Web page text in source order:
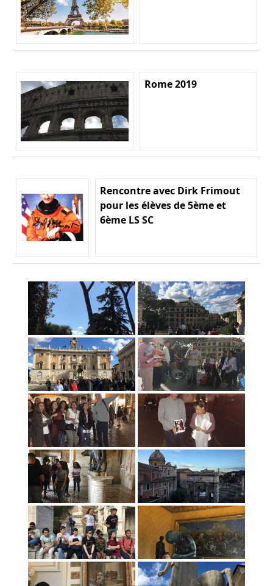
Rome 2019
Rencontre avec Dirk Frimout
pour les élèves de 5ème et
6ème LS SC